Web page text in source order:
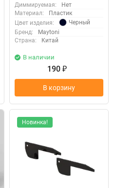
Диммируемая:
Нет
Материал:
Пластик
Цвет изделия:
Черный
Бренд:
Maytoni
Страна:
Китай
В наличии
190 ₽
В корзину
Новинка!